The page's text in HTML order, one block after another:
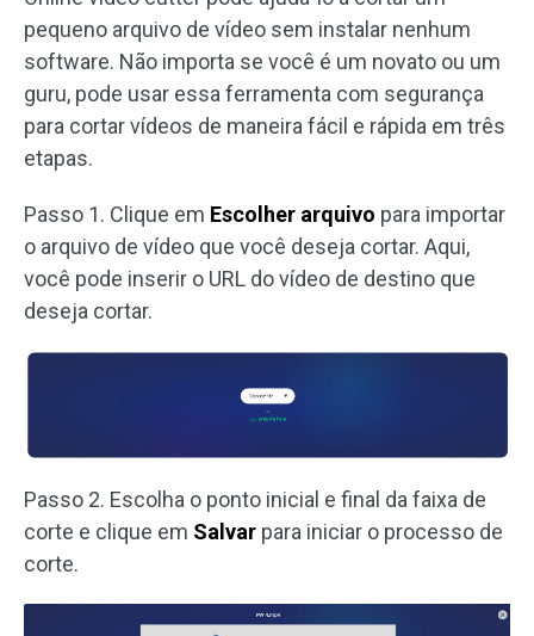
pequeno arquivo de vídeo sem instalar nenhum
software. Não importa se você é um novato ou um
guru, pode usar essa ferramenta com segurança
para cortar vídeos de maneira fácil e rápida em três
etapas.
Passo 1. Clique em Escolher arquivo para importar
o arquivo de vídeo que você deseja cortar. Aqui,
você pode inserir o URL do vídeo de destino que
deseja cortar.
Passo 2. Escolha o ponto inicial e final da faixa de
corte e clique em Salvar para iniciar o processo de
corte.